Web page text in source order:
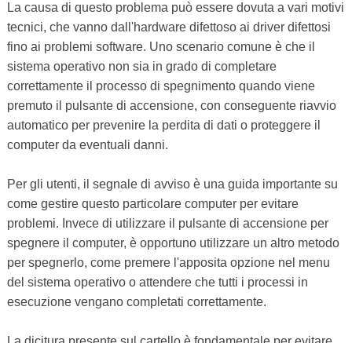
La causa di questo problema può essere dovuta a vari motivi
tecnici, che vanno dall'hardware difettoso ai driver difettosi
fino ai problemi software. Uno scenario comune è che il
sistema operativo non sia in grado di completare
correttamente il processo di spegnimento quando viene
premuto il pulsante di accensione, con conseguente riavvio
automatico per prevenire la perdita di dati o proteggere il
computer da eventuali danni.
Per gli utenti, il segnale di avviso è una guida importante su
come gestire questo particolare computer per evitare
problemi. Invece di utilizzare il pulsante di accensione per
spegnere il computer, è opportuno utilizzare un altro metodo
per spegnerlo, come premere l'apposita opzione nel menu
del sistema operativo o attendere che tutti i processi in
esecuzione vengano completati correttamente.